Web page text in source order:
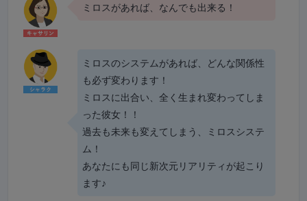
ミロスがあれば、なんでも出来る！
ミロスのシステムがあれば、どんな関係性
も必ず変わります！
ミロスに出合い、全く生まれ変わってしま
った彼女！！
過去も未来も変えてしまう、ミロスシステ
ム！
あなたにも同じ新次元リアリティが起こり
ます♪